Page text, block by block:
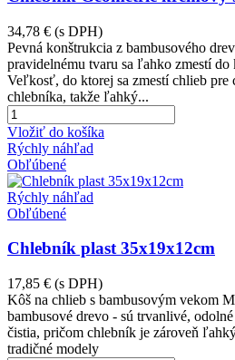
34,78 € (s DPH)
Pevná konštrukcia z bambusového
pravidelnému tvaru sa ľahko zmestí do
Veľkosť, do ktorej sa zmestí chlieb pre
chlebníka, takže ľahký...
Vložiť do košíka
Rýchly náhľad
Obľúbené
Rýchly náhľad
Obľúbené
Chlebník plast 35x19x12cm
17,85 € (s DPH)
Kôš na chlieb s bambusovým vekom
bambusové drevo - sú trvanlivé,
čistia, pričom chlebník je zároveň
tradičné modely